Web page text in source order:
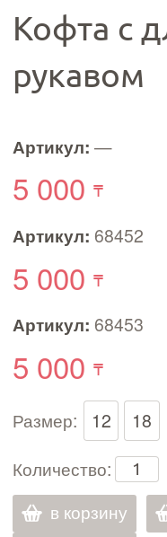
Кофта с
рукавом
Артикул: —
5 000
Артикул: 68452
5 000
Артикул: 68453
5 000
Размер: 12
18
Количество:
в корзину